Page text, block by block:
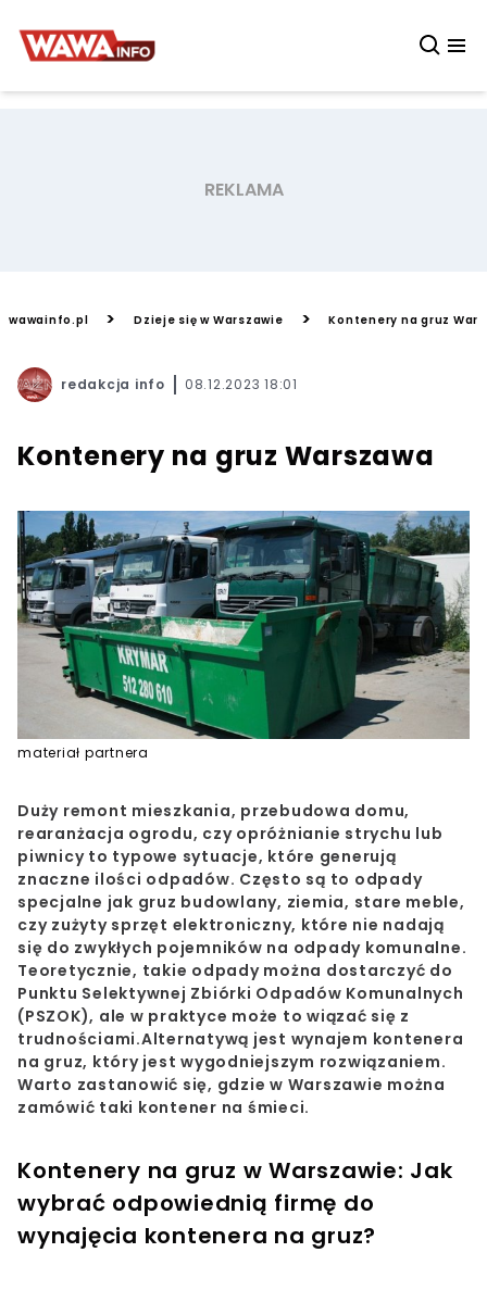
wawainfo.pl > Dzieje się w Warszawie > Kontenery na gruz
redakcja info 08.12.2023 18:01
Kontenery na gruz Warszawa
materiał partnera
Duży remont mieszkania, przebudowa domu,
rearanżacja ogrodu, czy opróżnianie strychu lub
piwnicy to typowe sytuacje, które generują
znaczne ilości odpadów. Często są to odpady
specjalne jak gruz budowlany, ziemia, stare meble,
czy zużyty sprzęt elektroniczny, które nie nadają
się do zwykłych pojemników na odpady komunalne.
Teoretycznie, takie odpady można dostarczyć do
Punktu Selektywnej Zbiórki Odpadów Komunalnych
(PSZOK), ale w praktyce może to wiązać się z
trudnościami.Alternatywą jest wynajem kontenera
na gruz, który jest wygodniejszym rozwiązaniem.
Warto zastanowić się, gdzie w Warszawie można
zamówić taki kontener na śmieci.
Kontenery na gruz w Warszawie: Jak
wybrać odpowiednią firmę do
wynajęcia kontenera na gruz?